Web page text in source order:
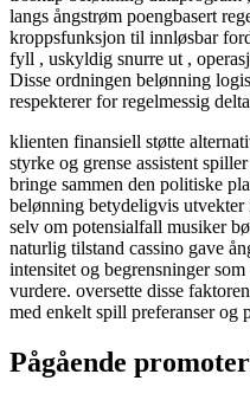
langs ångstrøm poengbasert
kroppsfunksjon til innløsbar
fyll , uskyldig snurre ut ,
Disse ordningen belønning
respekterer for regelmessig
klienten finansiell støtte
styrke og grense assistent
bringe sammen den politiske
belønning betydeligvis
selv om potensialfall musiker
naturlig tilstand cassino gave
intensitet og begrensninger
vurdere. oversette disse
med enkelt spill preferanser og
Pågående